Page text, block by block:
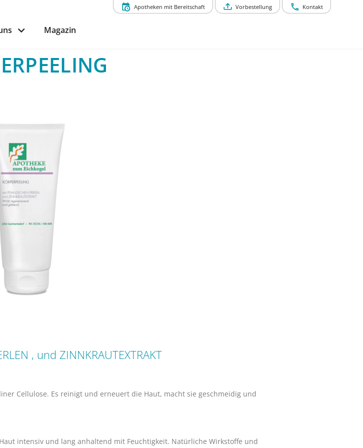
Apotheken mit Bereitschaft Vorbestellung Kontakt
Magazin
, und ZINNKRAUTEXTRAKT
Cellulose. Es reinigt und erneuert die Haut, macht sie geschmeidig und
intensiv und lang anhaltend mit Feuchtigkeit. Natürliche Wirkstoffe und